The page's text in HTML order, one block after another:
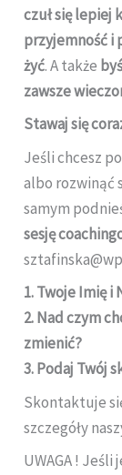
czuł się lepiej
przyjemność i
żyć. A także
zawsze
Stawaj się
Jeśli chcesz
albo rozwinąć
samym
sesję
1. Twoje Imię i
2. Nad czym
zmienić?
3. Podaj Twój
Skontaktuje
szczegóły
UWAGA !